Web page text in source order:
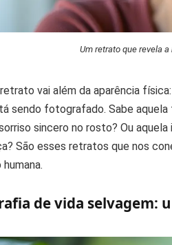
Um retrato que revela
vai além da aparência
sendo fotografado. Sabe
sincero no rosto? Ou
São esses retratos que nos
de vida selvagem: